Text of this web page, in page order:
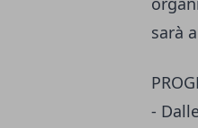
sarà
-